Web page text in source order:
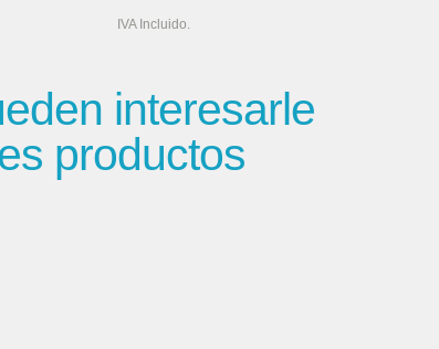
IVA Incluido.
interesarle
productos